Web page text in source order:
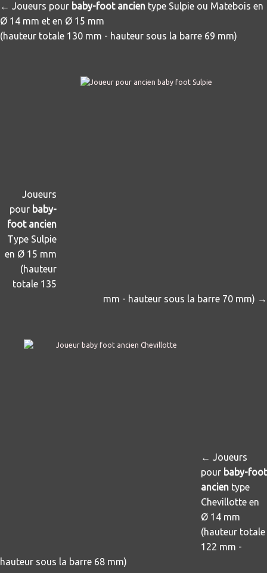
← Joueurs pour baby-foot ancien type Sulpie ou Matebois en
Ø 14 mm et en Ø 15 mm
(hauteur totale 130 mm - hauteur sous la barre 69 mm)
Joueurs
pour baby-
foot ancien
Type Sulpie
en Ø 15 mm
(hauteur
totale 135
mm - hauteur sous la barre 70 mm) →
← Joueurs
pour baby-foot
ancien type
Chevillotte en
Ø 14 mm
(hauteur totale
122 mm -
hauteur sous la barre 68 mm)